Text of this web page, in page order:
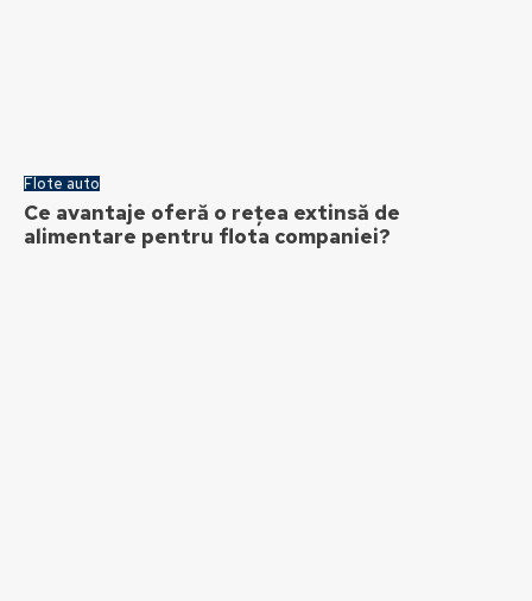
Flote auto
Ce avantaje oferă o rețea extinsă de
alimentare pentru flota companiei?